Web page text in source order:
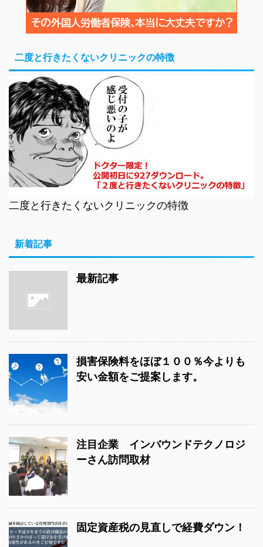
二度と行きたくないクリニックの特徴
二度と行きたくないクリニックの特徴
新着記事
最新記事
損害保険料をほぼ１００％今よりも
安い金額をご提案します。
注目企業 インバウンドテクノロジ
ーさん訪問取材
固定資産税の見直しで経費ダウン！